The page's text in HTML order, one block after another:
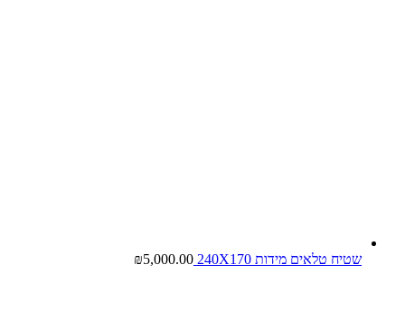
שטיח טלאים מידות 240X170 ₪5,000.00